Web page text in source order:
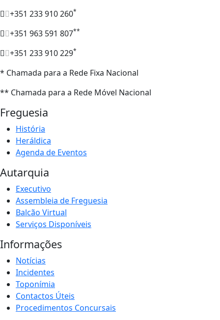
+351 233 910 260*
+351 963 591 807**
+351 233 910 229*
* Chamada para a Rede Fixa Nacional
** Chamada para a Rede Móvel Nacional
Freguesia
História
Heráldica
Agenda de Eventos
Autarquia
Executivo
Assembleia de Freguesia
Balcão Virtual
Serviços Disponíveis
Informações
Notícias
Incidentes
Toponímia
Contactos Úteis
Procedimentos Concursais